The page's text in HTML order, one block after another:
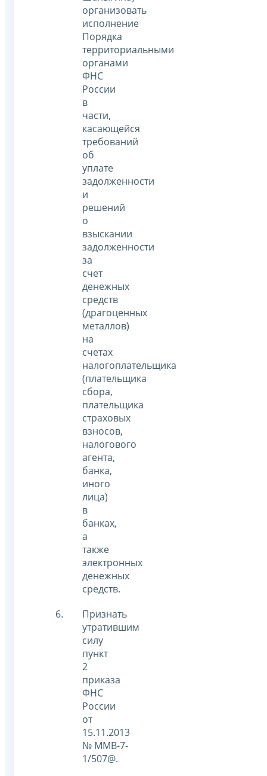
организовать
исполнение
Порядка
территориальными
органами
ФНС
России
в
части,
касающейся
требований
об
уплате
задолженности
и
решений
о
взыскании
задолженности
за
счет
денежных
средств
(драгоценных
металлов)
на
счетах
налогоплательщика
(плательщика
сбора,
плательщика
страховых
взносов,
налогового
агента,
банка,
иного
лица)
в
банках,
а
также
электронных
денежных
средств.
Признать
утратившим
силу
пункт
2
приказа
ФНС
России
от
15.11.2013
№ ММВ-7-
1/507@.